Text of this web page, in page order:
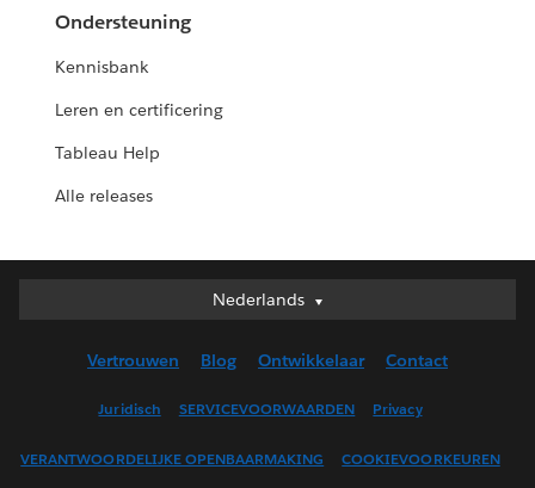
Ondersteuning
Kennisbank
Leren en certificering
Tableau Help
Alle releases
Nederlands
Nederlands
English (UK)
Français (Canada)
Vertrouwen Blog Ontwikkelaar Contact
Juridisch SERVICEVOORWAARDEN Privacy
VERANTWOORDELIJKE OPENBAARMAKING COOKIEVOORKEUREN